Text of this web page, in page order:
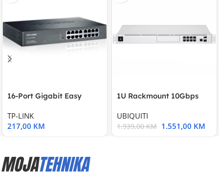
16-Port Gigabit Easy
TP-LINK
217,00 KM
1U Rackmount 10Gbps
UBIQUITI
1.939,00KM 1.551,00 KM